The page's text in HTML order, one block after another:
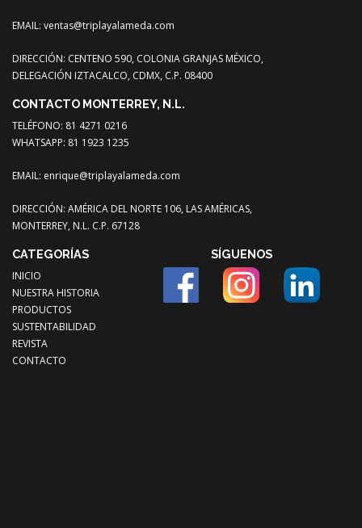
EMAIL: ventas@triplayalameda.com
DIRECCIÓN: CENTENO 590, COLONIA GRANJAS MÉXICO,
DELEGACIÓN IZTACALCO, CDMX, C.P. 08400
CONTACTO MONTERREY, N.L.
TELÉFONO: 81 4271 0216
WHATSAPP: 81 1923 1235
EMAIL: enrique@triplayalameda.com
DIRECCIÓN: AMÉRICA DEL NORTE 106, LAS AMÉRICAS,
MONTERREY, N.L. C.P. 67128
CATEGORÍAS
INICIO
NUESTRA HISTORIA
PRODUCTOS
SUSTENTABILIDAD
REVISTA
CONTACTO
SÍGUENOS